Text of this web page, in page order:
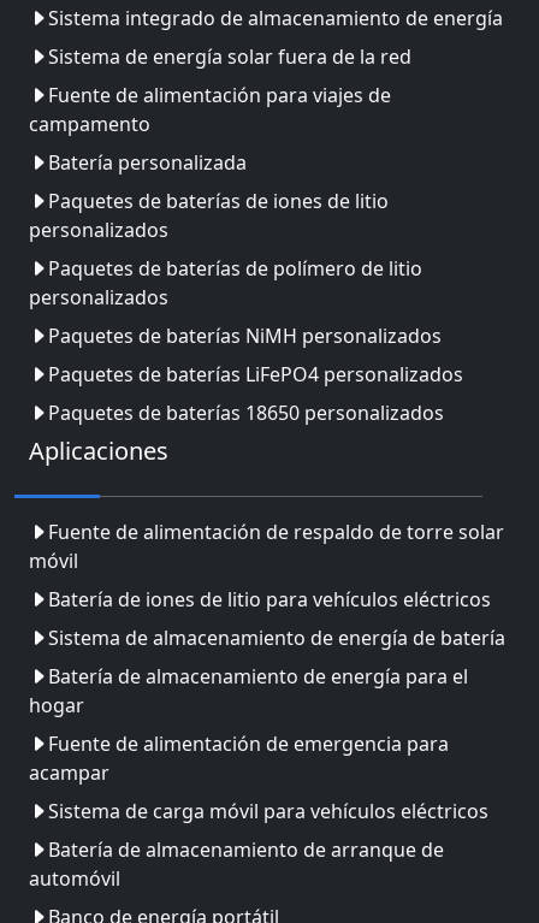
Sistema integrado de almacenamiento de energía
Sistema de energía solar fuera de la red
Fuente de alimentación para viajes de
campamento
Batería personalizada
Paquetes de baterías de iones de litio
personalizados
Paquetes de baterías de polímero de litio
personalizados
Paquetes de baterías NiMH personalizados
Paquetes de baterías LiFePO4 personalizados
Paquetes de baterías 18650 personalizados
Aplicaciones
Fuente de alimentación de respaldo de torre solar
móvil
Batería de iones de litio para vehículos eléctricos
Sistema de almacenamiento de energía de batería
Batería de almacenamiento de energía para el
hogar
Fuente de alimentación de emergencia para
acampar
Sistema de carga móvil para vehículos eléctricos
Batería de almacenamiento de arranque de
automóvil
Banco de energía portátil